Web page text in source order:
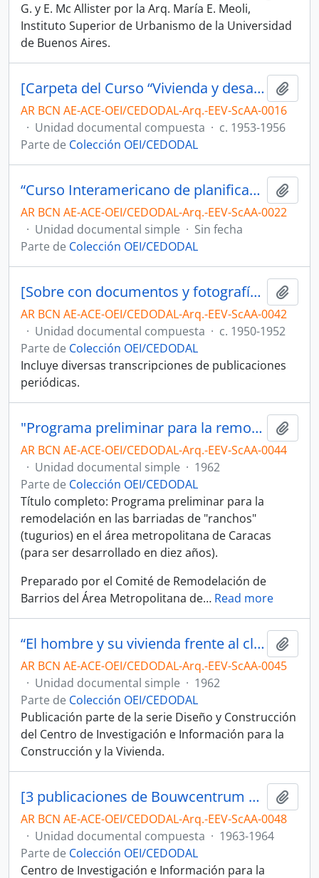
G. y E. Mc Allister por la Arq. María E. Meoli,
Instituto Superior de Urbanismo de la Universidad
de Buenos Aires.
[Carpeta del Curso “Vivienda y desarrollo comunal” sobre “Vida rural y vida urbana” junto con materiales afines]
AR BCN AE-ACE-OEI/CEDODAL-Arq.-EEV-ScAA-0016
· Unidad documental compuesta · c. 1953-1956
Parte de Colección OEI/CEDODAL
“Curso Interamericano de planificación rural-urbana”
AR BCN AE-ACE-OEI/CEDODAL-Arq.-EEV-ScAA-0022
· Unidad documental simple · Sin fecha
Parte de Colección OEI/CEDODAL
[Sobre con documentos y fotografías de urbanismo]
AR BCN AE-ACE-OEI/CEDODAL-Arq.-EEV-ScAA-0042
· Unidad documental compuesta · c. 1950-1952
Parte de Colección OEI/CEDODAL
Incluye diversas transcripciones de publicaciones
periódicas.
"Programa preliminar para la remodelación de las barriadas de ranchos (...)" [Ponencia]
AR BCN AE-ACE-OEI/CEDODAL-Arq.-EEV-ScAA-0044
· Unidad documental simple · 1962
Parte de Colección OEI/CEDODAL
Título completo: Programa preliminar para la
remodelación en las barriadas de "ranchos"
(tugurios) en el área metropolitana de Caracas
(para ser desarrollado en diez años).
Preparado por el Comité de Remodelación de
Barrios del Área Metropolitana de… Read more
“El hombre y su vivienda frente al clima" por Ernesto Enrique Vautier [Libro]
AR BCN AE-ACE-OEI/CEDODAL-Arq.-EEV-ScAA-0045
· Unidad documental simple · 1962
Parte de Colección OEI/CEDODAL
Publicación parte de la serie Diseño y Construcción
del Centro de Investigación e Información para la
Construcción y la Vivienda.
[3 publicaciones de Bouwcentrum Argentina]
AR BCN AE-ACE-OEI/CEDODAL-Arq.-EEV-ScAA-0048
· Unidad documental compuesta · 1963-1964
Parte de Colección OEI/CEDODAL
Centro de Investigación e Información para la